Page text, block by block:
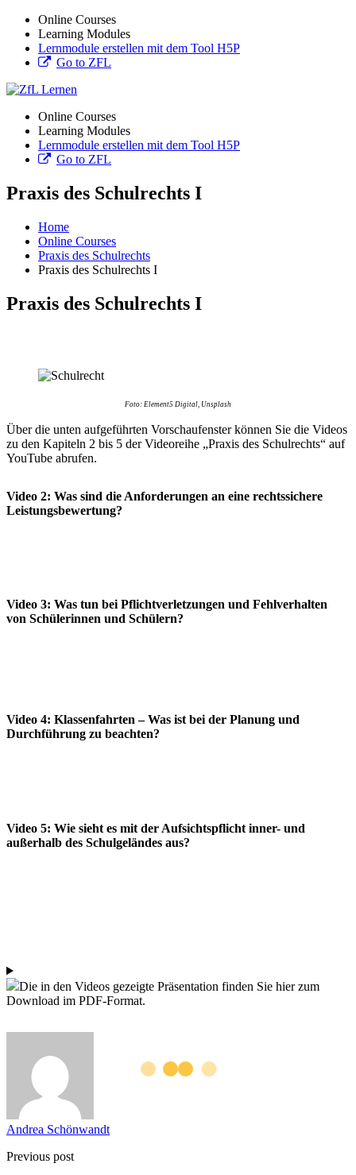
Online Courses
Learning Modules
Lernmodule erstellen mit dem Tool H5P
Go to ZFL
Online Courses
Learning Modules
Lernmodule erstellen mit dem Tool H5P
Go to ZFL
Praxis des Schulrechts I
Home
Online Courses
Praxis des Schulrechts
Praxis des Schulrechts I
Praxis des Schulrechts I
Foto: Element5 Digital, Unsplash
Über die unten aufgeführten Vorschaufenster können Sie die Videos
zu den Kapiteln 2 bis 5 der Videoreihe „Praxis des Schulrechts“ auf
YouTube abrufen.
Video 2: Was sind die Anforderungen an eine rechtssichere
Leistungsbewertung?
Video 3: Was tun bei Pflichtverletzungen und Fehlverhalten
von Schülerinnen und Schülern?
Video 4: Klassenfahrten– Was ist bei der Planung und
Durchführung zu beachten?
Video 5: Wie sieht es mit der Aufsichtspflicht inner- und
außerhalb des Schulgeländes aus?
Die in den Videos gezeigte Präsentation finden Sie hier zum
Download im PDF-Format.
Andrea Schönwandt
Previous post